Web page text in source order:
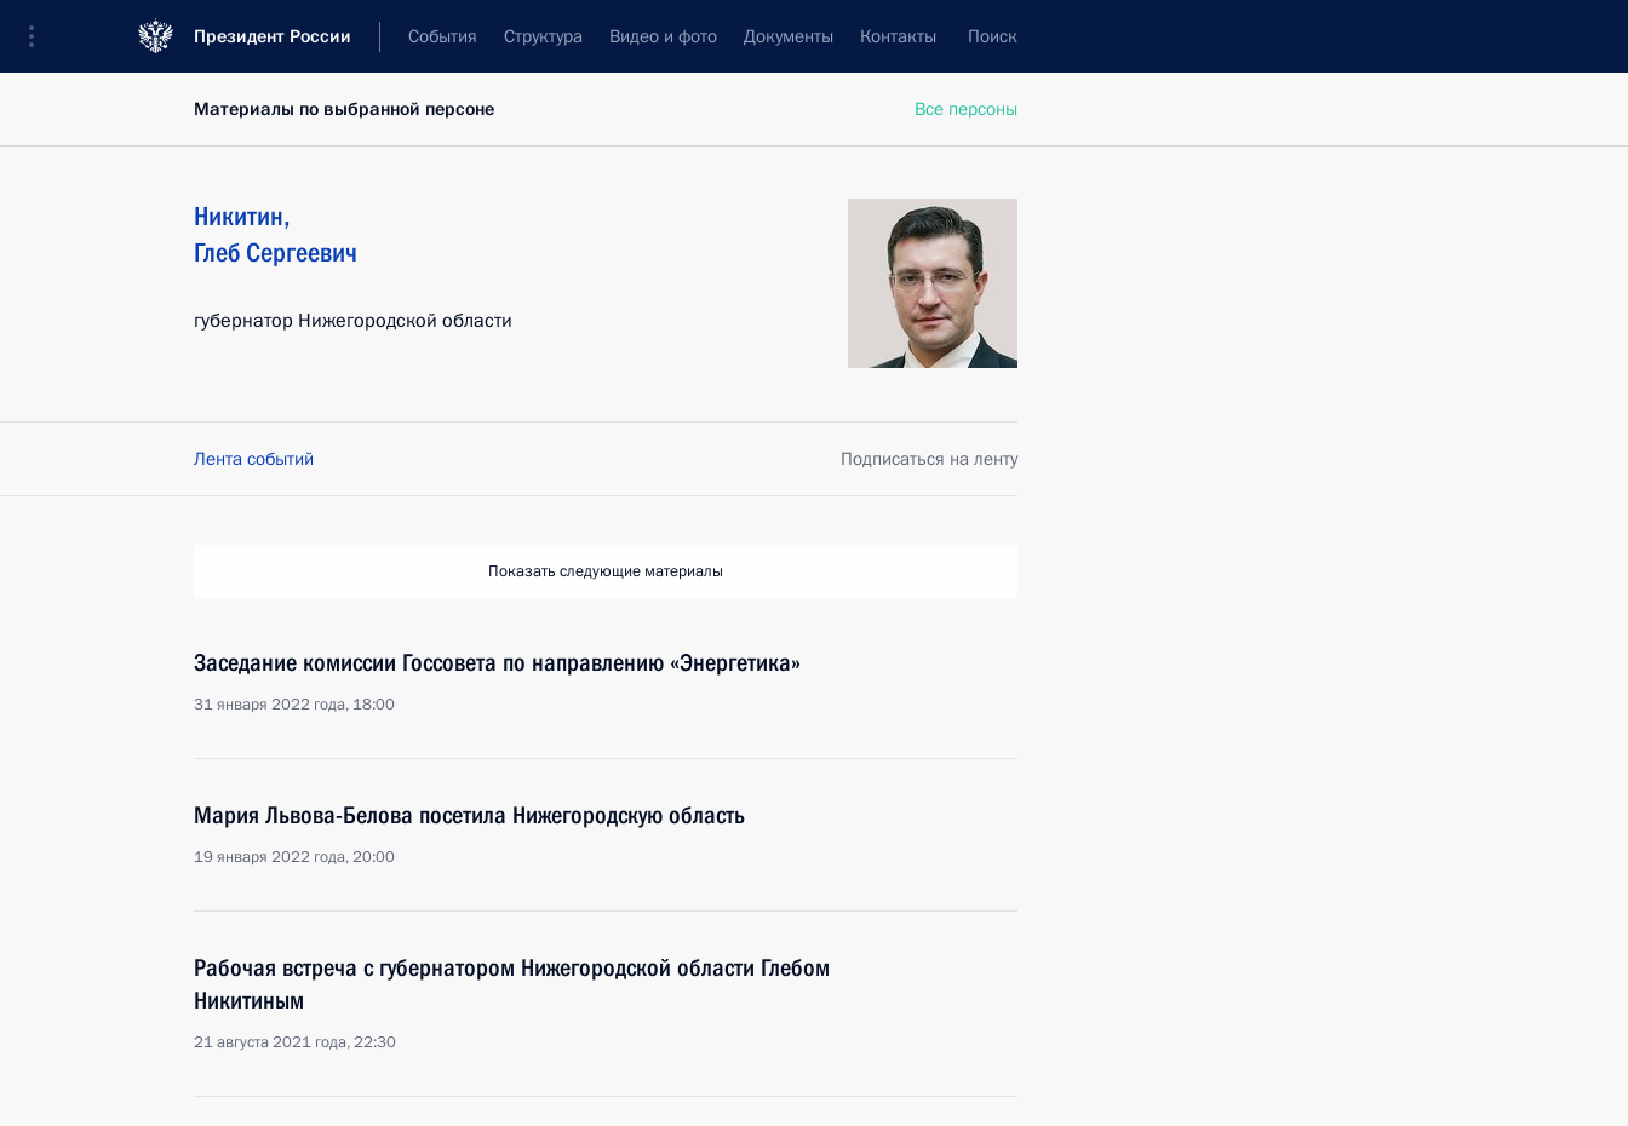
Президент России События Структура Видео и фото Документы Контакты Поиск
Все персоны
Материалы по выбранной персоне
Никитин,
Глеб Сергеевич
губернатор Нижегородской области
Лента событий Подписаться на ленту
Показать следующие материалы
Заседание комиссии Госсовета по направлению «Энергетика»
31 января 2022 года, 18:00
Мария Львова-Белова посетила Нижегородскую область
19 января 2022 года, 20:00
Рабочая встреча с губернатором Нижегородской области Глебом
Никитиным
21 августа 2021 года, 22:30